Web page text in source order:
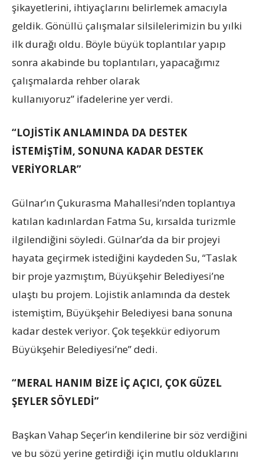
şikayetlerini, ihtiyaçlarını belirlemek amacıyla
geldik. Gönüllü çalışmalar silsilelerimizin bu yılki
ilk durağı oldu. Böyle büyük toplantılar yapıp
sonra akabinde bu toplantıları, yapacağımız
çalışmalarda rehber olarak
kullanıyoruz” ifadelerine yer verdi.
“LOJİSTİK ANLAMINDA DA DESTEK
İSTEMİŞTİM, SONUNA KADAR DESTEK
VERİYORLAR”
Gülnar’ın Çukurasma Mahallesi’nden toplantıya
katılan kadınlardan Fatma Su, kırsalda turizmle
ilgilendiğini söyledi. Gülnar’da da bir projeyi
hayata geçirmek istediğini kaydeden Su, “Taslak
bir proje yazmıştım, Büyükşehir Belediyesi’ne
ulaştı bu projem. Lojistik anlamında da destek
istemiştim, Büyükşehir Belediyesi bana sonuna
kadar destek veriyor. Çok teşekkür ediyorum
Büyükşehir Belediyesi’ne” dedi.
“MERAL HANIM BİZE İÇ AÇICI, ÇOK GÜZEL
ŞEYLER SÖYLEDİ”
Başkan Vahap Seçer’in kendilerine bir söz verdiğini
ve bu sözü yerine getirdiği için mutlu olduklarını